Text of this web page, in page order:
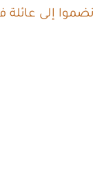
إلى